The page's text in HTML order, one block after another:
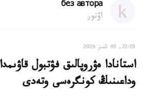
без автора
اۆتور
22:05, 05 تامىز 2026
استانادا ەۋروپالىق فۋتبول
وداعىنىڭ كونگرەسى وتەدى